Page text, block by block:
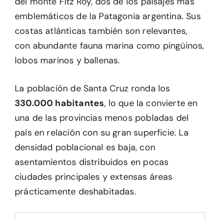
emblemáticos de la Patagonia argentina. Sus
costas atlánticas también son relevantes,
con abundante fauna marina como pingüinos,
lobos marinos y ballenas.
La población de Santa Cruz ronda los
330.000 habitantes, lo que la convierte en
una de las provincias menos pobladas del
país en relación con su gran superficie. La
densidad poblacional es baja, con
asentamientos distribuidos en pocas
ciudades principales y extensas áreas
prácticamente deshabitadas.